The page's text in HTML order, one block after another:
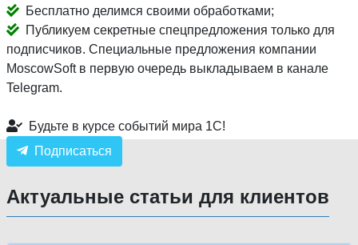
Бесплатно делимся своими обработками;
Публикуем секретные спецпредложения только для
подписчиков. Специальные предложения компании
MoscowSoft в первую очередь выкладываем в канале
Telegram.
Будьте в курсе событий мира 1С!
Подписаться
Актуальные статьи для клиентов